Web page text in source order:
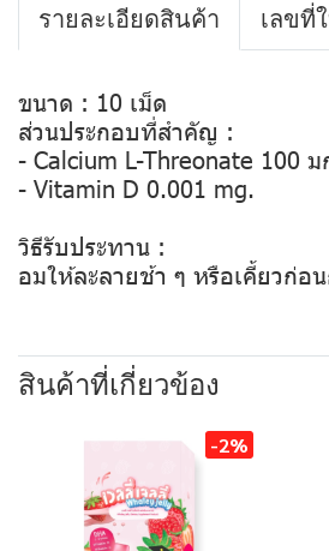
รายละเอียดสินค้า เลขที่
ขนาด : 10 เม็ด
ส่วนประกอบที่สำคัญ :
- Calcium L-Threonate 100 ม
- Vitamin D 0.001 mg.
วิธีรับประทาน :
อมให้ละลายช้า ๆ หรือเคี้ยวก่อ
สินค้าที่เกี่ยวข้อง
-2%